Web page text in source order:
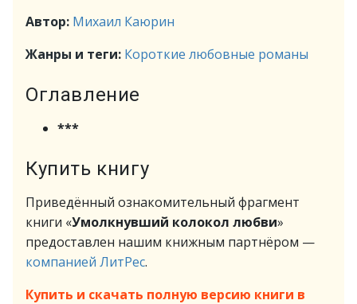
Автор: Михаил Каюрин
Жанры и теги: Короткие любовные романы
Оглавление
***
Купить книгу
Приведённый ознакомительный фрагмент
книги «Умолкнувший колокол любви»
предоставлен нашим книжным партнёром —
компанией ЛитРес.
Купить и скачать полную версию книги в